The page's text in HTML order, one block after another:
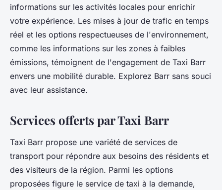
Thomas•22 février 2025•4 min de lecture
informations sur les activités locales pour enrichir
votre expérience. Les mises à jour de trafic en temps
réel et les options respectueuses de l'environnement,
comme les informations sur les zones à faibles
émissions, témoignent de l'engagement de Taxi Barr
envers une mobilité durable. Explorez Barr sans souci
avec leur assistance.
Services offerts par Taxi Barr
Taxi Barr propose une variété de services de
transport pour répondre aux besoins des résidents et
des visiteurs de la région. Parmi les options
proposées figure le service de taxi à la demande,